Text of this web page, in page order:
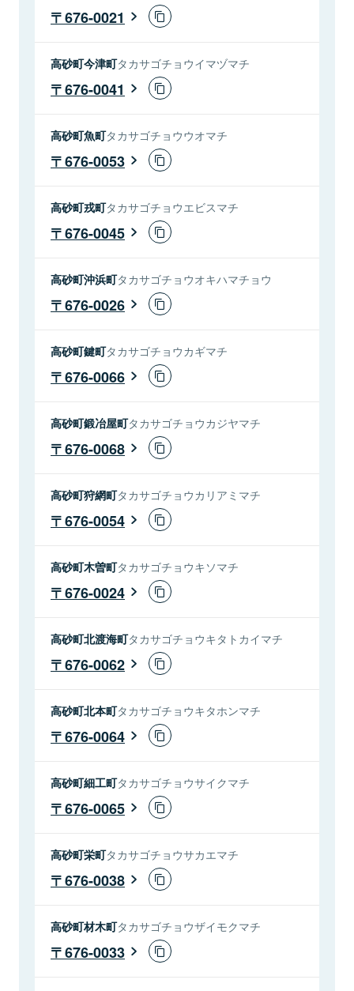
676-0021
高砂町今津町タカサゴチョウイマヅマチ
676-0041
高砂町魚町タカサゴチョウウオマチ
676-0053
高砂町戎町タカサゴチョウエビスマチ
676-0045
高砂町沖浜町タカサゴチョウオキハマチョウ
676-0026
高砂町鍵町タカサゴチョウカギマチ
676-0066
高砂町鍛冶屋町タカサゴチョウカジヤマチ
676-0068
高砂町狩網町タカサゴチョウカリアミマチ
676-0054
高砂町木曽町タカサゴチョウキソマチ
676-0024
高砂町北渡海町タカサゴチョウキタトカイマチ
676-0062
高砂町北本町タカサゴチョウキタホンマチ
676-0064
高砂町細工町タカサゴチョウサイクマチ
676-0065
高砂町栄町タカサゴチョウサカエマチ
676-0038
高砂町材木町タカサゴチョウザイモクマチ
676-0033